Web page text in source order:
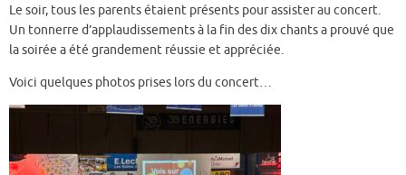
Le soir, tous les parents étaient présents pour assister au concert.
Un tonnerre d’applaudissements à la fin des dix chants a prouvé que
la soirée a été grandement réussie et appréciée.
Voici quelques photos prises lors du concert…